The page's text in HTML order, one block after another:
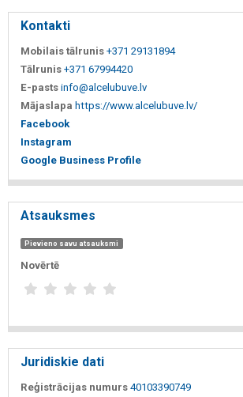
Kontakti
Mobilais tālrunis +371 29131894
Tālrunis +371 67994420
E-pasts info@alcelubuve.lv
Mājaslapa https://www.alcelubuve.lv/
Facebook
Instagram
Google Business Profile
Atsauksmes
Pievieno savu atsauksmi
Novērtē
Juridiskie dati
Reģistrācijas numurs 40103390749